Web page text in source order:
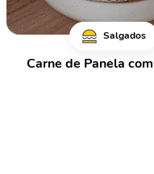
Salgados
Carne de Panela